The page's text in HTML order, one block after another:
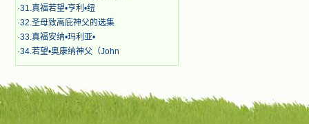
·31.真福若望•亨利•纽
·32.圣母致高庇神父的选集
·33.真福安纳•玛利亚•
·34.若望•奥康纳神父（John